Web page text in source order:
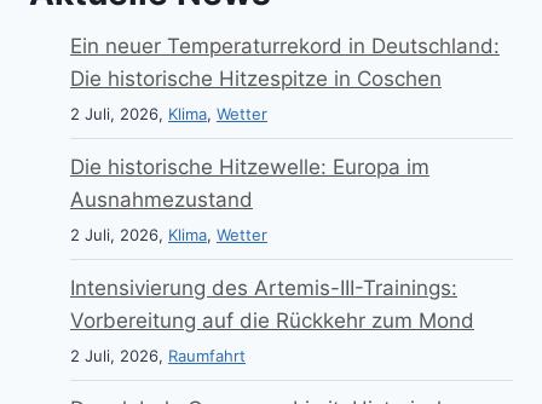
Ein neuer Temperaturrekord in Deutschland:
Die historische Hitzespitze in Coschen
2 Juli, 2026, Klima, Wetter
Die historische Hitzewelle: Europa im
Ausnahmezustand
2 Juli, 2026, Klima, Wetter
Intensivierung des Artemis-III-Trainings:
Vorbereitung auf die Rückkehr zum Mond
2 Juli, 2026, Raumfahrt